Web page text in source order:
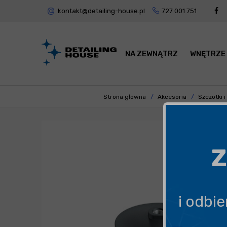
kontakt@detailing-house.pl 727 001 751
NA ZEWNĄTRZ WNĘTRZE
Strona główna Akcesoria Szczotki i
i